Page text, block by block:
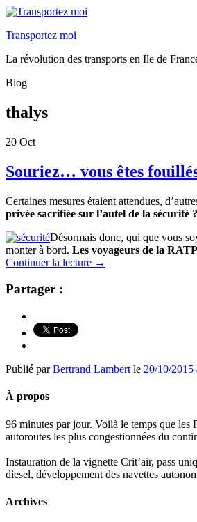
Transportez moi
La révolution des transports en Ile de
Blog
thalys
20 Oct
Souriez… vous êtes
Certaines mesures étaient attendues,
privée sacrifiée sur l’autel de la sécurité ?
Désormais donc, qui que vous
monter à bord. Les voyageurs de la
Continuer la lecture →
Partager :
Publié parBertrand Lambert le 20/10/2015
À propos
96 minutes par jour. Voilà le temps que les
autoroutes les plus congestionnées du
Instauration de la vignette Crit’air, pass
diesel, développement des navettes
Archives